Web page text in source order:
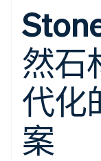
在线支付
Payment links
无代码支付
Checkout
预构建支付界
面
Elements
灵活的 UI 组件
Payment
methods
接入 125+ 种支
然石
代化
案